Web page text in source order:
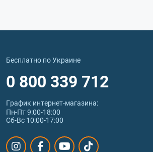
Бесплатно по Украине
0 800 339 712
График интернет‑магазина:
Пн-Пт 9:00-18:00
Сб-Вс 10:00-17:00